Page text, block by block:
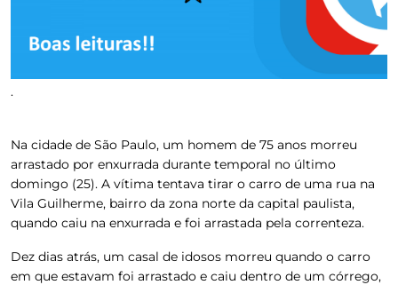
.
Na cidade de São Paulo, um homem de 75 anos morreu
arrastado por enxurrada durante temporal no último
domingo (25). A vítima tentava tirar o carro de uma rua na
Vila Guilherme, bairro da zona norte da capital paulista,
quando caiu na enxurrada e foi arrastada pela correnteza.
Dez dias atrás, um casal de idosos morreu quando o carro
em que estavam foi arrastado e caiu dentro de um córrego,